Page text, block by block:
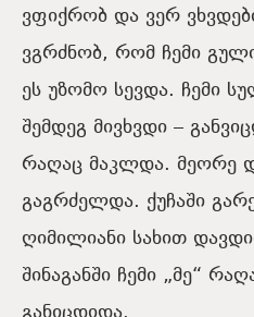
ვფიქრობ და ვერ
ვგრძნობ, რომ ჩემი
ეს უზომო სევდა. ჩემი
შემდეგ მივხვდი –
რაღაც მაკლდა. მეორე
გაგრძელდა. ქუჩაში
ღიმილიანი სახით
შინაგანში ჩემი „მე“